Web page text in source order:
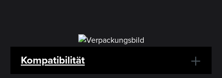
Kompatibilität